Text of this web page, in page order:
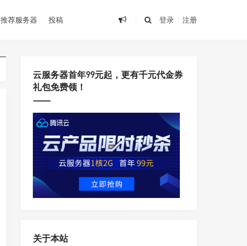
推荐服务器 投稿 登录 注册
云服务器首年99元起，更有千元代金券
礼包免费领！
关于本站